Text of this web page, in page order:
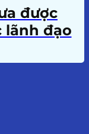
được
lãnh đạo